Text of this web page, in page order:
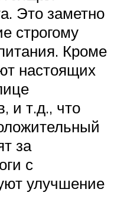
Это заметно
строгому
Кроме
настоящих
и т.д., что
за
с
улучшение